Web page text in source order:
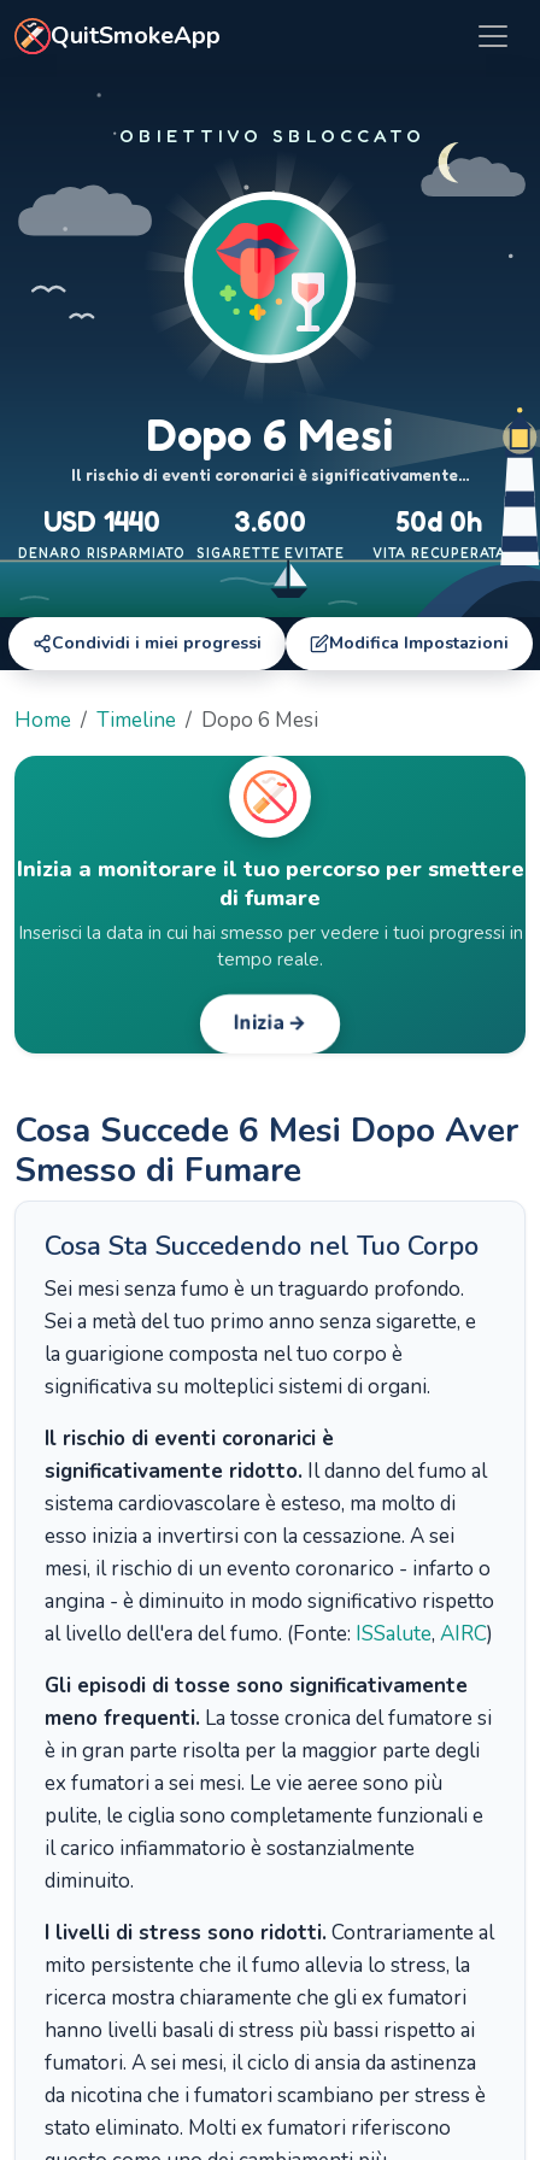
Vai al contenuto principale
QuitSmokeApp
OBIETTIVO SBLOCCATO
Dopo 6 Mesi
Il rischio di eventi coronarici è significativamente…
USD 1440 3.600 50d 0h
DENARO RISPARMIATO SIGARETTE EVITATE VITA RECUPERATA
Condividi i miei progressi Modifica Impostazioni
Home Timeline Dopo 6 Mesi
Inizia a monitorare il tuo percorso per smettere
di fumare
Inserisci la data in cui hai smesso per vedere i tuoi progressi in
tempo reale.
Inizia →
Cosa Succede 6 Mesi Dopo Aver
Smesso di Fumare
Cosa Sta Succedendo nel Tuo Corpo
Sei mesi senza fumo è un traguardo profondo.
Sei a metà del tuo primo anno senza sigarette, e
la guarigione composta nel tuo corpo è
significativa su molteplici sistemi di organi.
Il rischio di eventi coronarici è
significativamente ridotto. Il danno del fumo al
sistema cardiovascolare è esteso, ma molto di
esso inizia a invertirsi con la cessazione. A sei
mesi, il rischio di un evento coronarico - infarto o
angina - è diminuito in modo significativo rispetto
al livello dell'era del fumo. (Fonte: ISSalute, AIRC)
Gli episodi di tosse sono significativamente
meno frequenti. La tosse cronica del fumatore si
è in gran parte risolta per la maggior parte degli
ex fumatori a sei mesi. Le vie aeree sono più
pulite, le ciglia sono completamente funzionali e
il carico infiammatorio è sostanzialmente
diminuito.
I livelli di stress sono ridotti.Contrariamente al
mito persistente che il fumo allevia lo stress, la
ricerca mostra chiaramente che gli ex fumatori
hanno livelli basali di stress più bassi rispetto ai
fumatori. A sei mesi, il ciclo di ansia da astinenza
da nicotina che i fumatori scambiano per stress è
stato eliminato. Molti ex fumatori riferiscono